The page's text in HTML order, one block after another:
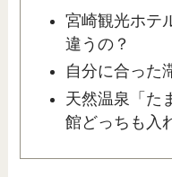
宮崎観光ホテ
違うの？
自分に合った
天然温泉「た
館どっちも入